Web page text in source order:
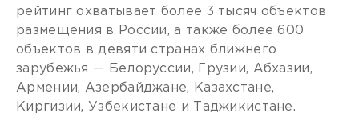
рейтинг охватывает более 3 тысяч объектов
размещения в России, а также более 600
объектов в девяти странах ближнего
зарубежья — Белоруссии, Грузии, Абхазии,
Армении, Азербайджане, Казахстане,
Киргизии, Узбекистане и Таджикистане.